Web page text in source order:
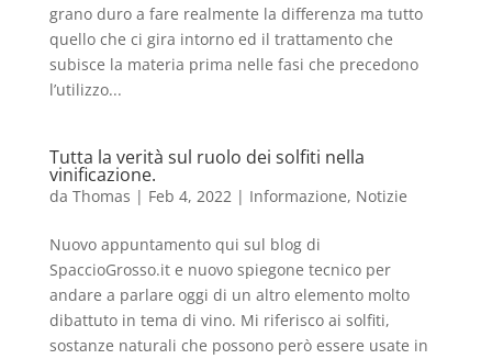
grano duro a fare realmente la differenza ma tutto
quello che ci gira intorno ed il trattamento che
subisce la materia prima nelle fasi che precedono
l’utilizzo...
Tutta la verità sul ruolo dei solfiti nella
vinificazione.
da Thomas | Feb 4, 2022| Informazione, Notizie
Nuovo appuntamento qui sul blog di
SpaccioGrosso.it e nuovo spiegone tecnico per
andare a parlare oggi di un altro elemento molto
dibattuto in tema di vino. Mi riferisco ai solfiti,
sostanze naturali che possono però essere usate in